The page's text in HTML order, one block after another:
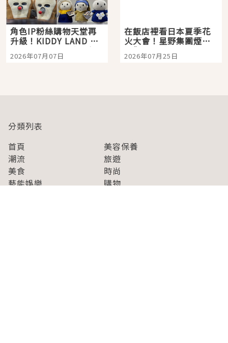
角色IP粉絲購物天堂再
升級！KIDDY LAND 原
宿店吉伊卡哇迎客，新
開幕 OMOKADO 店3分
2026年07月07日
在飯店裡看日本夏季花
火大會！星野集團煙火
景觀飯店6選，讓你不用
人擠人悠閒欣賞
2026年07月25日
分類列表
首頁
美容保養
潮流
旅遊
美食
時尚
藝能娛樂
購物